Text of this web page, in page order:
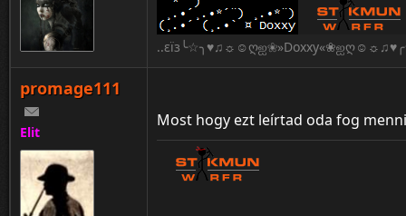
promage111
Elit
Most hogy ezt leírtad oda fog menni